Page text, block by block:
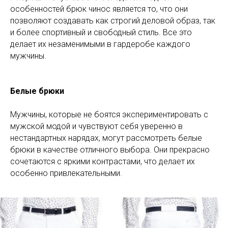
особенностей брюк чинос является то, что они
позволяют создавать как строгий деловой образ, так
и более спортивный и свободный стиль. Все это
делает их незаменимыми в гардеробе каждого
мужчины.
Белые брюки
Мужчины, которые не боятся экспериментировать с
мужской модой и чувствуют себя уверенно в
нестандартных нарядах, могут рассмотреть белые
брюки в качестве отличного выбора. Они прекрасно
сочетаются с яркими контрастами, что делает их
особенно привлекательными.